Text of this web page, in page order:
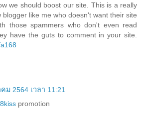
we should boost our site. This is a really
blogger like me who doesn't want their site
those spammers who don't even read
have the guts to comment in your site.
ม 2564 เวลา 11:21
promotion